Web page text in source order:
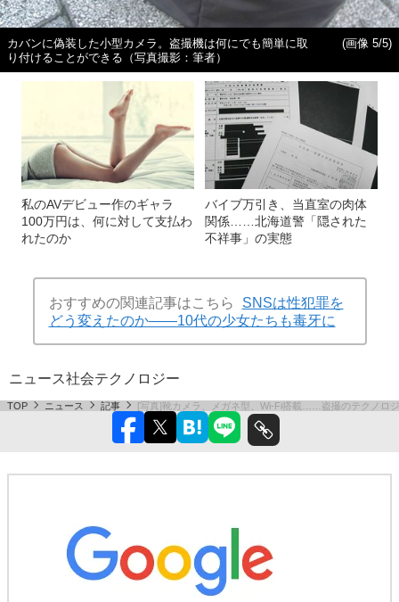
カバンに偽装した小型カメラ。盗撮機は何にでも簡単に取
り付けることができる（写真撮影：筆者）
(画像 5/5)
私のAVデビュー作のギャラ
100万円は、何に対して支払わ
れたのか
バイブ万引き、当直室の肉体
関係……北海道警「隠された
不祥事」の実態
おすすめの関連記事はこちら
SNSは性犯罪を
どう変えたのか――10代の少女たちも毒牙に
ニュース社会テクノロジー
TOP ニュース 記事 [写真]靴カメラ、メガネ型、Wi-Fi搭載……盗撮のテクノロ